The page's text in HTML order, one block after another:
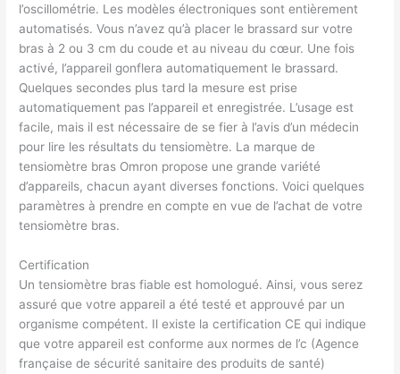
l’oscillométrie. Les modèles électroniques sont entièrement
automatisés. Vous n’avez qu’à placer le brassard sur votre
bras à 2 ou 3 cm du coude et au niveau du cœur. Une fois
activé, l’appareil gonflera automatiquement le brassard.
Quelques secondes plus tard la mesure est prise
automatiquement pas l’appareil et enregistrée. L’usage est
facile, mais il est nécessaire de se fier à l’avis d’un médecin
pour lire les résultats du tensiomètre. La marque de
tensiomètre bras Omron propose une grande variété
d’appareils, chacun ayant diverses fonctions. Voici quelques
paramètres à prendre en compte en vue de l’achat de votre
tensiomètre bras.
Certification
Un tensiomètre bras fiable est homologué. Ainsi, vous serez
assuré que votre appareil a été testé et approuvé par un
organisme compétent. Il existe la certification CE qui indique
que votre appareil est conforme aux normes de l’c (Agence
française de sécurité sanitaire des produits de santé)